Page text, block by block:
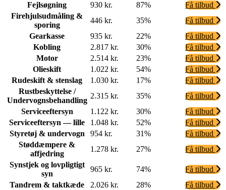
Fejlsøgning
930 kr. 87%
Få tilbud
Firehjulsudmåling &
sporing
446 kr. 35%
Få tilbud
Gearkasse
935 kr. 22%
Få tilbud
Kobling
2.817 kr. 30%
Få tilbud
Motor
2.514 kr. 23%
Få tilbud
Olieskift
1.022 kr. 54%
Få tilbud
Rudeskift & stenslag
1.030 kr. 17%
Få tilbud
Rustbeskyttelse /
Undervognsbehandling
2.315 kr. 35%
Få tilbud
Serviceeftersyn
1.122 kr. 30%
Få tilbud
Serviceeftersyn — lille
1.048 kr. 52%
Få tilbud
Styretøj & undervogn
954 kr. 31%
Få tilbud
Støddæmpere &
affjedring
1.278 kr. 27%
Få tilbud
Synstjek og lovpligtigt
syn
965 kr. 74%
Få tilbud
Tandrem & taktkæde
2.026 kr. 28%
Få tilbud